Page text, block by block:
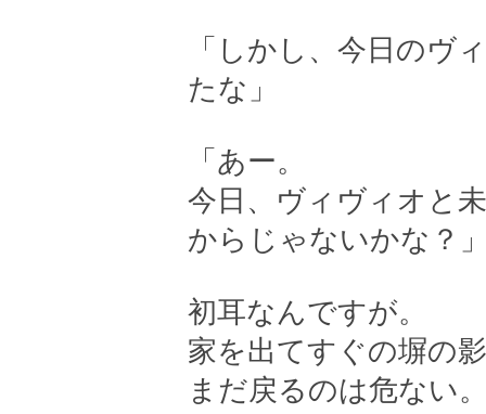
「しかし、今日のヴ
たな」
「あー。
今日、ヴィヴィオと
からじゃないかな？
初耳なんですが。
家を出てすぐの塀の
まだ戻るのは危ない